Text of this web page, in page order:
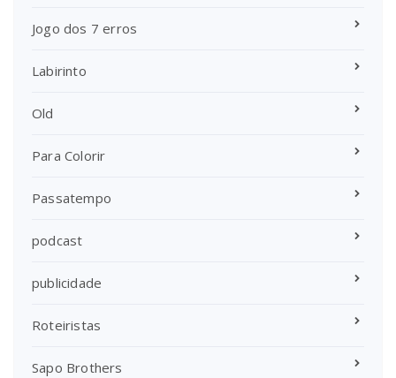
Jogo dos 7 erros
Labirinto
Old
Para Colorir
Passatempo
podcast
publicidade
Roteiristas
Sapo Brothers